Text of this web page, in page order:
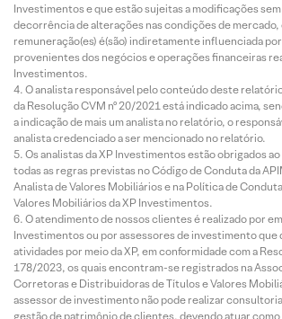
Investimentos e que estão sujeitas a modificações
decorrência de alterações nas condições de mercado,
remuneração(es) é(são) indiretamente influenciada
provenientes dos negócios e operações financeiras
Investimentos.
O analista responsável pelo conteúdo deste
da Resolução CVM nº 20/2021 está indicado acima,
a indicação de mais um analista no relatório, o
analista credenciado a ser mencionado no relatório.
Os analistas da XP Investimentos estão obrigados
todas as regras previstas no Código de Conduta da
Analista de Valores Mobiliários e na Política de
Valores Mobiliários da XP Investimentos.
O atendimento de nossos clientes é realizado por
Investimentos ou por assessores de investimento que
atividades por meio da XP, em conformidade com a
178/2023, os quais encontram-se registrados na
Corretoras e Distribuidoras de Títulos e Valores
assessor de investimento não pode realizar
gestão de patrimônio de clientes, devendo atuar